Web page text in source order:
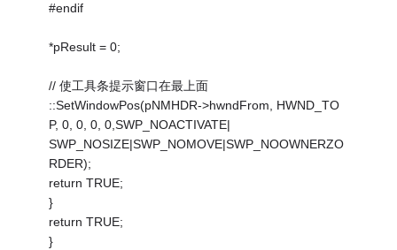
#endif
*pResult = 0;
// 使工具条提示窗口在最上面
::SetWindowPos(pNMHDR->hwndFrom, HWND_TO
P, 0, 0, 0, 0,SWP_NOACTIVATE|
SWP_NOSIZE|SWP_NOMOVE|SWP_NOOWNERZO
RDER);
return TRUE;
}
return TRUE;
}